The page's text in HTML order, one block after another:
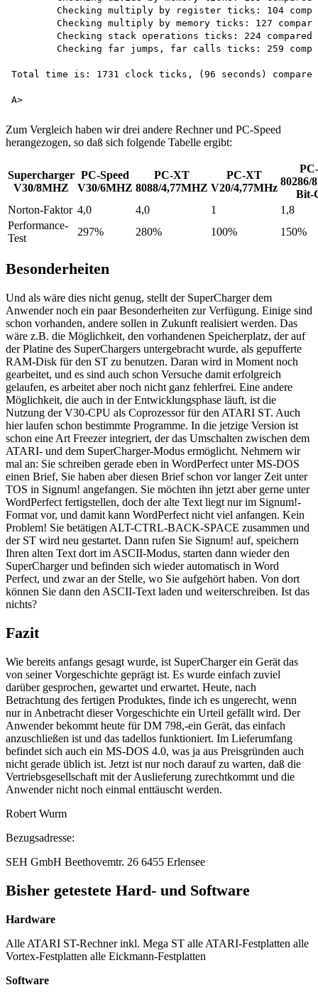
Total time is: 1731 clock ticks, (96 seconds) compared
Zum Vergleich haben wir drei andere Rechner und PC-Speed
herangezogen, so daß sich folgende Tabelle ergibt:
Supercharger
V30/8MHZ
PC-Speed
V30/6MHZ
PC-XT
8088/4,77MHZ
PC-XT
V20/4,77MHz
80286/
Bit-
Norton-Faktor 4,0 4,0 1
1,8
Performance-
Test
297% 280% 100% 150%
Besonderheiten
Und als wäre dies nicht genug, stellt der SuperCharger dem
Anwender noch ein paar Besonderheiten zur Verfügung. Einige sind
schon vorhanden, andere sollen in Zukunft realisiert werden. Das
wäre z.B. die Möglichkeit, den vorhandenen Speicherplatz, der auf
der Platine des SuperChargers untergebracht wurde, als gepufferte
RAM-Disk für den ST zu benutzen. Daran wird in Moment noch
gearbeitet, und es sind auch schon Versuche damit erfolgreich
gelaufen, es arbeitet aber noch nicht ganz fehlerfrei. Eine andere
Möglichkeit, die auch in der Entwicklungsphase läuft, ist die
Nutzung der V30-CPU als Coprozessor für den ATARI ST. Auch
hier laufen schon bestimmte Programme. In die jetzige Version ist
schon eine Art Freezer integriert, der das Umschalten zwischen dem
ATARI- und dem SuperCharger-Modus ermöglicht. Nehmern wir
mal an: Sie schreiben gerade eben in WordPerfect unter MS-DOS
einen Brief, Sie haben aber diesen Brief schon vor langer Zeit unter
TOS in Signum! angefangen. Sie möchten ihn jetzt aber gerne unter
WordPerfect fertigstellen, doch der alte Text liegt nur im Signum!-
Format vor, und damit kann WordPerfect nicht viel anfangen. Kein
Problem! Sie betätigen ALT-CTRL-BACK-SPACE zusammen und
der ST wird neu gestartet. Dann rufen Sie Signum! auf, speichern
Ihren alten Text dort im ASCII-Modus, starten dann wieder den
SuperCharger und befinden sich wieder automatisch in Word
Perfect, und zwar an der Stelle, wo Sie aufgehört haben. Von dort
können Sie dann den ASCII-Text laden und weiterschreiben. Ist das
nichts?
Fazit
Wie bereits anfangs gesagt wurde, ist SuperCharger ein Gerät das
von seiner Vorgeschichte geprägt ist. Es wurde einfach zuviel
darüber gesprochen, gewartet und erwartet. Heute, nach
Betrachtung des fertigen Produktes, finde ich es ungerecht, wenn
nur in Anbetracht dieser Vorgeschichte ein Urteil gefällt wird. Der
Anwender bekommt heute für DM 798,-ein Gerät, das einfach
anzuschließen ist und das tadellos funktioniert. Im Lieferumfang
befindet sich auch ein MS-DOS 4.0, was ja aus Preisgründen auch
nicht gerade üblich ist. Jetzt ist nur noch darauf zu warten, daß die
Vertriebsgesellschaft mit der Auslieferung zurechtkommt und die
Anwender nicht noch einmal enttäuscht werden.
Robert Wurm
Bezugsadresse:
SEH GmbH Beethovemtr. 26 6455 Erlensee
Bisher getestete Hard- und Software
Hardware
Alle ATARI ST-Rechner inkl. Mega ST alle ATARI-Festplatten alle
Vortex-Festplatten alle Eickmann-Festplatten
Software